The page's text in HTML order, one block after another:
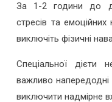
За 1-2 години до
стресів та
виключіть фізичні
Спеціальної дієти
важливо напередодні
виключити надмірне